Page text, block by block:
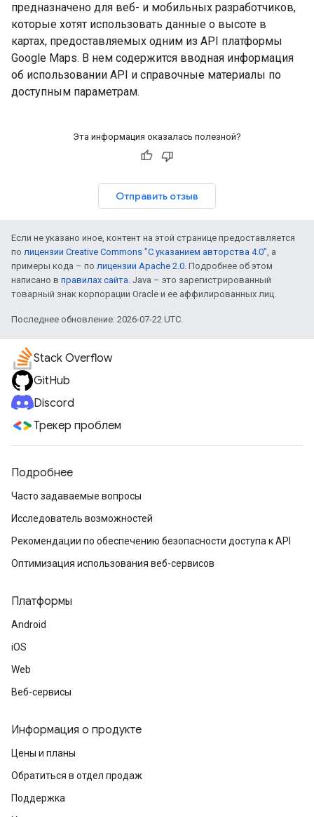
предназначено для веб- и мобильных разработчиков,
которые хотят использовать данные о высоте в
картах, предоставляемых одним из API платформы
Google Maps. В нем содержится вводная информация
об использовании API и справочные материалы по
доступным параметрам.
Эта информация оказалась полезной?
Отправить отзыв
Если не указано иное, контент на этой странице предоставляется
по лицензии Creative Commons "С указанием авторства 4.0", а
примеры кода – по лицензии Apache 2.0. Подробнее об этом
написано в правилах сайта. Java – это зарегистрированный
товарный знак корпорации Oracle и ее аффилированных лиц.
Последнее обновление: 2026-07-22 UTC.
Stack Overflow
GitHub
Discord
Трекер проблем
Подробнее
Часто задаваемые вопросы
Исследователь возможностей
Рекомендации по обеспечению безопасности доступа к API
Оптимизация использования веб-сервисов
Платформы
Android
iOS
Web
Веб-сервисы
Информация о продукте
Цены и планы
Обратиться в отдел продаж
Поддержка